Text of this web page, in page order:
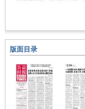
版面目录